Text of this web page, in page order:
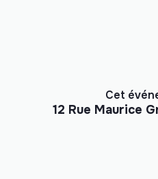
Cet
12 Rue Maurice